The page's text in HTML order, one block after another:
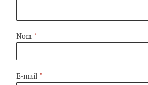
Nom *
E-mail *